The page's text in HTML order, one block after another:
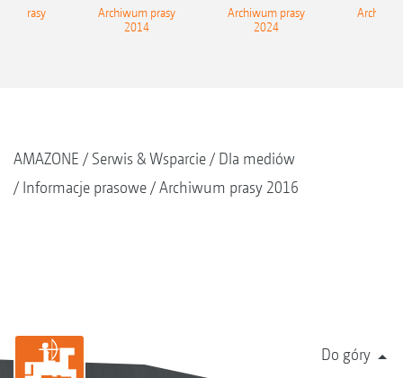
prasy
Archiwum prasy
2014
Archiwum prasy
2024
AMAZONE Serwis & Wsparcie
Dla mediów
Informacje prasowe
Archiwum prasy 2016
Do góry